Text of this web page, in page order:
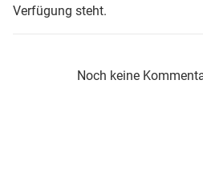
Verfügung steht.
Noch keine